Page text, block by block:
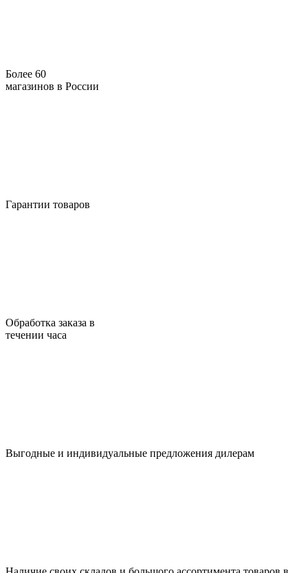
Более 60
магазинов в России
Гарантии товаров
Обработка заказа в
течении часа
Выгодные и индивидуальные предложения дилерам